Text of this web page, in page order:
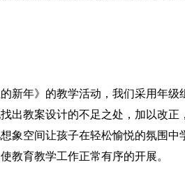
新年》的教学活动，我们采用年级
出教案设计的不足之处，加以改正
象空间让孩子在轻松愉悦的氛围中
教育教学工作正常有序的开展。